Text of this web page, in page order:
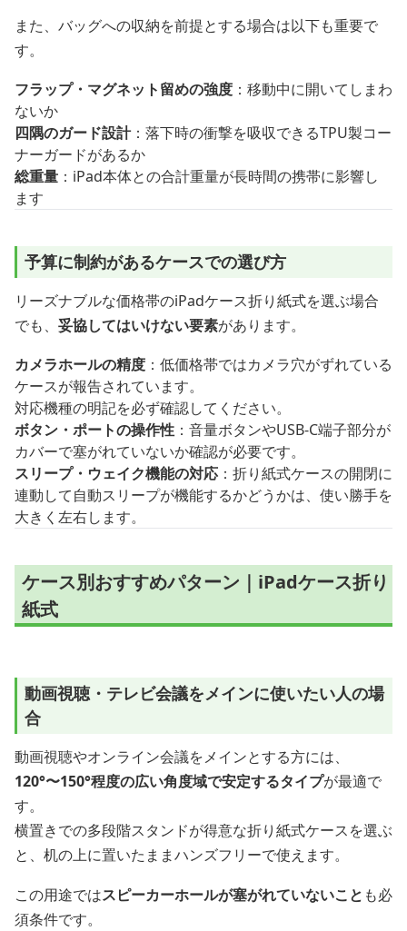
また、バッグへの収納を前提とする場合は以下も重要で
す。
フラップ・マグネット留めの強度 ：移動中に開いてしまわ
ないか
四隅のガード設計：落下時の衝撃を吸収できるTPU製コー
ナーガードがあるか
総重量 ：iPad本体との合計重量が長時間の携帯に影響し
ます
予算に制約があるケースでの選び方
リーズナブルな価格帯のiPadケース折り紙式を選ぶ場合
でも、 妥協してはいけない要素があります。
カメラホールの精度 ：低価格帯ではカメラ穴がずれている
ケースが報告されています。
対応機種の明記を必ず確認してください。
ボタン・ポートの操作性 ：音量ボタンやUSB-C端子部分が
カバーで塞がれていないか確認が必要です。
スリープ・ウェイク機能の対応 ：折り紙式ケースの開閉に
連動して自動スリープが機能するかどうかは、使い勝手を
大きく左右します。
ケース別おすすめパターン｜iPadケース折り
紙式
動画視聴・テレビ会議をメインに使いたい人の場
合
動画視聴やオンライン会議をメインとする方には、
120°〜150°程度の広い角度域で安定するタイプが最適で
す。
横置きでの多段階スタンドが得意な折り紙式ケースを選ぶ
と、机の上に置いたままハンズフリーで使えます。
この用途ではスピーカーホールが塞がれていないこと も必
須条件です。